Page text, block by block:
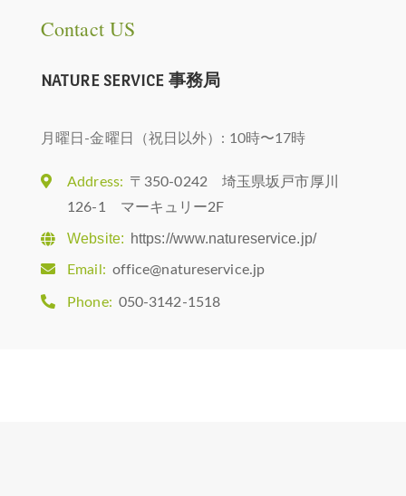
Contact US
NATURE SERVICE 事務局
月曜日-金曜日（祝日以外）: 10時〜17時
Address: 〒350-0242 埼玉県坂戸市厚川
126-1 マーキュリー2F
Website: https://www.natureservice.jp/
Email: office@natureservice.jp
Phone: 050-3142-1518